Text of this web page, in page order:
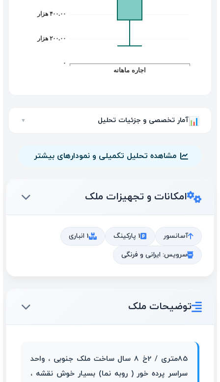
📊 آمار تخصصی و جزئیات تحلیل ▼
مشاهده تحلیل تکمیلی و نمودارهای بیشتر
امکانات و تجهیزات ملک
آسانسور 1 پارکینگ
1 انباری
سرویس: ایرانی و فرنگی
توضیحات ملک
85متری / 2خ 8 سال ساخت ملک جنوبی ، واحد
سراسر پرده خور ( روبه نما) بسیار خوش نقشه ،